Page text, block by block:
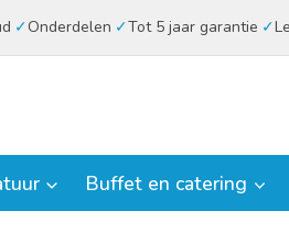
Onderdelen Tot 5 jaar garantie
Buffet en catering